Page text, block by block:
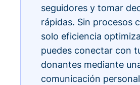
seguidores y tomar
rápidas. Sin procesos
solo eficiencia
puedes conectar con
donantes mediante
comunicación